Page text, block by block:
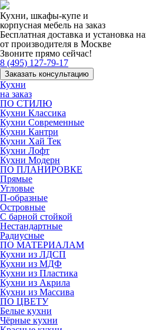
Кухни, шкафы-купе и
корпусная мебель на заказ
Бесплатная доставка и установка
от производителя в Москве
Звоните прямо сейчас!
8 (495) 127-79-17
Заказать консультацию
Кухни
на заказ
ПО СТИЛЮ
Кухни Классика
Кухни Современные
Кухни Кантри
Кухни Хай Тек
Кухни Лофт
Кухни Модерн
ПО ПЛАНИРОВКЕ
Прямые
Угловые
П-образные
Островные
С барной стойкой
Нестандартные
Радиусные
ПО МАТЕРИАЛАМ
Кухни из ЛДСП
Кухни из МДФ
Кухни из Пластика
Кухни из Акрила
Кухни из Массива
ПО ЦВЕТУ
Белые кухни
Чёрные кухни